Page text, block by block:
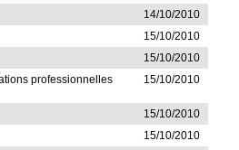
14/10/2010
15/10/2010
15/10/2010
professionnelles
15/10/2010
15/10/2010
15/10/2010